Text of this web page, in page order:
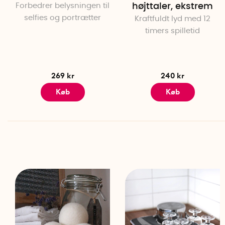
Forbedrer belysningen til
selfies og portrætter
269 kr
Køb
højttaler, ekstrem
Kraftfuldt lyd med 12
timers spilletid
240 kr
Køb